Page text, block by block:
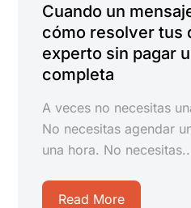
Cuando un
cómo resolver tus
experto sin pagar
completa
A veces no necesitas
No necesitas agendar
una hora. No
Read More